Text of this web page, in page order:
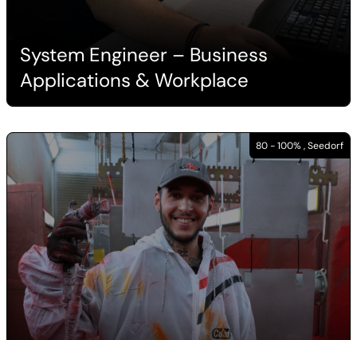
System Engineer – Business
Applications & Workplace
80 - 100% , Seedorf